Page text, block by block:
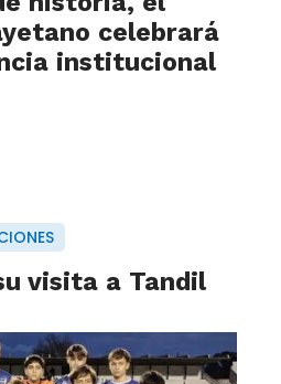
celebrará
institucional
visita a Tandil